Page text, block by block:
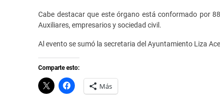
Cabe destacar que este órgano está conformado por
Auxiliares, empresarios y sociedad civil.
Al evento se sumó la secretaria del Ayuntamiento Liza
Comparte esto:
C
l
H
a Más